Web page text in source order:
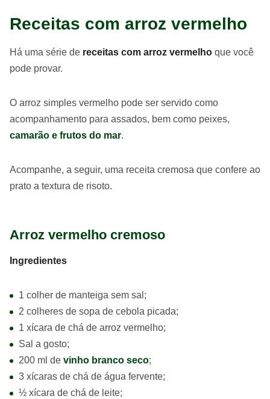
Receitas com arroz vermelho
Há uma série de receitas com arroz vermelho que você
pode provar.
O arroz simples vermelho pode ser servido como
acompanhamento para assados, bem como peixes,
camarão e frutos do mar.
Acompanhe, a seguir, uma receita cremosa que confere ao
prato a textura de risoto.
Arroz vermelho cremoso
Ingredientes
1 colher de manteiga sem sal;
2 colheres de sopa de cebola picada;
1 xícara de chá de arroz vermelho;
Sal a gosto;
200 ml de vinho branco seco;
3 xícaras de chá de água fervente;
½ xícara de chá de leite;